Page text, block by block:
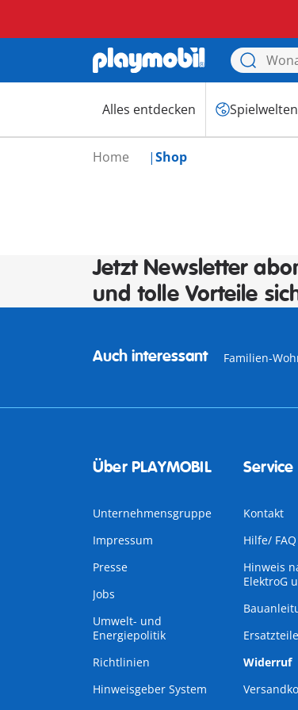
Alles entdecken Spielwelten
Home Shop
Jetzt Newsletter
und tolle Vorteile
Auch interessant Familien-
Über PLAYMOBIL
Unternehmensgruppe
Impressum
Presse
Jobs
Umwelt- und
Energiepolitik
Richtlinien
Hinweisgeber System
Service
Kontakt
Hilfe/ FAQ
Hinweis
ElektroG
Ersatzteile
Widerruf